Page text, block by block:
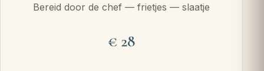
Bereid door de chef — frietjes — slaatje
28